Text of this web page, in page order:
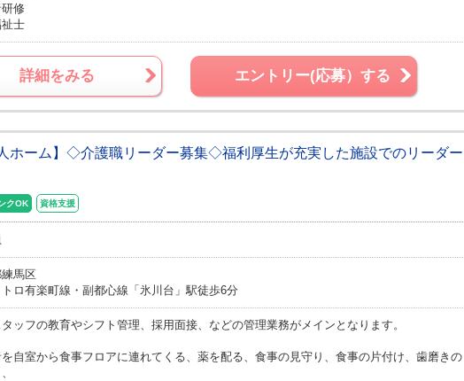
修
士
詳細をみる エントリー(応募）する
ホーム】◇介護職リーダー募集◇福利厚生が充実した施設でのリーダー
クOK 資格支援
練馬区
ロ有楽町線・副都心線「氷川台」駅徒歩6分
ッフの教育やシフト管理、採用面接、などの管理業務がメインとなります。
を自室から食事フロアに連れてくる、薬を配る、食事の見守り、食事の片付け、歯磨きの